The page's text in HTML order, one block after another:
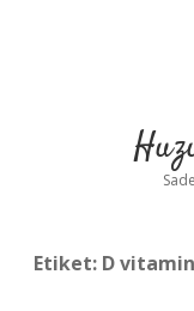
Etiket: D